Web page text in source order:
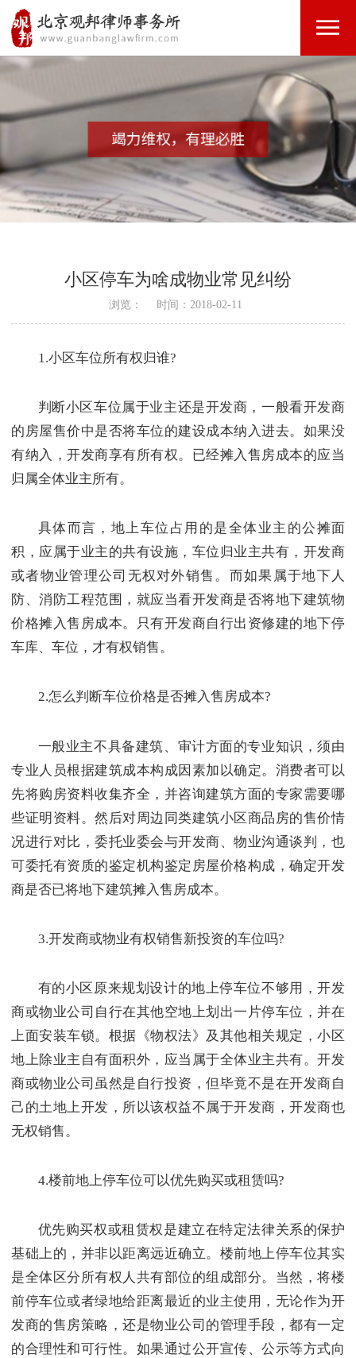
小区停车为啥成物业常见纠纷
浏览： 时间：2018-02-11
1.小区车位所有权归谁?
判断小区车位属于业主还是开发商，一般看开发商
的房屋售价中是否将车位的建设成本纳入进去。如果没
有纳入，开发商享有所有权。已经摊入售房成本的应当
归属全体业主所有。
具体而言，地上车位占用的是全体业主的公摊面
积，应属于业主的共有设施，车位归业主共有，开发商
或者物业管理公司无权对外销售。而如果属于地下人
防、消防工程范围，就应当看开发商是否将地下建筑物
价格摊入售房成本。只有开发商自行出资修建的地下停
车库、车位，才有权销售。
2.怎么判断车位价格是否摊入售房成本?
一般业主不具备建筑、审计方面的专业知识，须由
专业人员根据建筑成本构成因素加以确定。消费者可以
先将购房资料收集齐全，并咨询建筑方面的专家需要哪
些证明资料。然后对周边同类建筑小区商品房的售价情
况进行对比，委托业委会与开发商、物业沟通谈判，也
可委托有资质的鉴定机构鉴定房屋价格构成，确定开发
商是否已将地下建筑摊入售房成本。
3.开发商或物业有权销售新投资的车位吗?
有的小区原来规划设计的地上停车位不够用，开发
商或物业公司自行在其他空地上划出一片停车位，并在
上面安装车锁。根据《物权法》及其他相关规定，小区
地上除业主自有面积外，应当属于全体业主共有。开发
商或物业公司虽然是自行投资，但毕竟不是在开发商自
己的土地上开发，所以该权益不属于开发商，开发商也
无权销售。
4.楼前地上停车位可以优先购买或租赁吗?
优先购买权或租赁权是建立在特定法律关系的保护
基础上的，并非以距离远近确立。楼前地上停车位其实
是全体区分所有权人共有部位的组成部分。当然，将楼
前停车位或者绿地给距离最近的业主使用，无论作为开
发商的售房策略，还是物业公司的管理手段，都有一定
的合理性和可行性。如果通过公开宣传、公示等方式向